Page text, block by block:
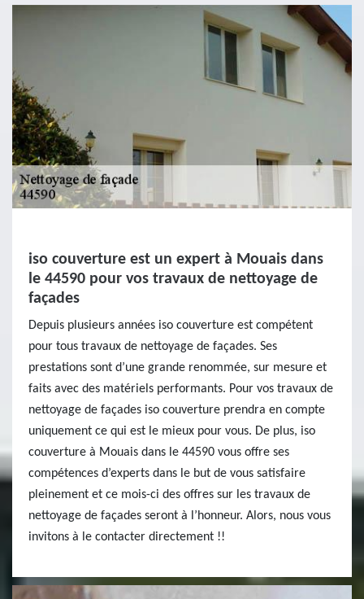
iso couverture est un expert à Mouais dans
le 44590 pour vos travaux de nettoyage de
façades
Depuis plusieurs années iso couverture est compétent
pour tous travaux de nettoyage de façades. Ses
prestations sont d’une grande renommée, sur mesure et
faits avec des matériels performants. Pour vos travaux de
nettoyage de façades iso couverture prendra en compte
uniquement ce qui est le mieux pour vous. De plus, iso
couverture à Mouais dans le 44590 vous offre ses
compétences d’experts dans le but de vous satisfaire
pleinement et ce mois-ci des offres sur les travaux de
nettoyage de façades seront à l’honneur. Alors, nous vous
invitons à le contacter directement !!